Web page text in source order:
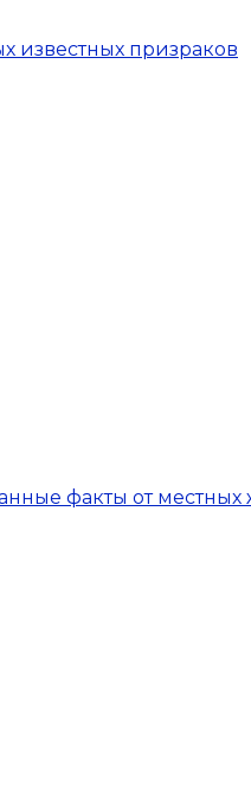
известных призраков
факты от местных